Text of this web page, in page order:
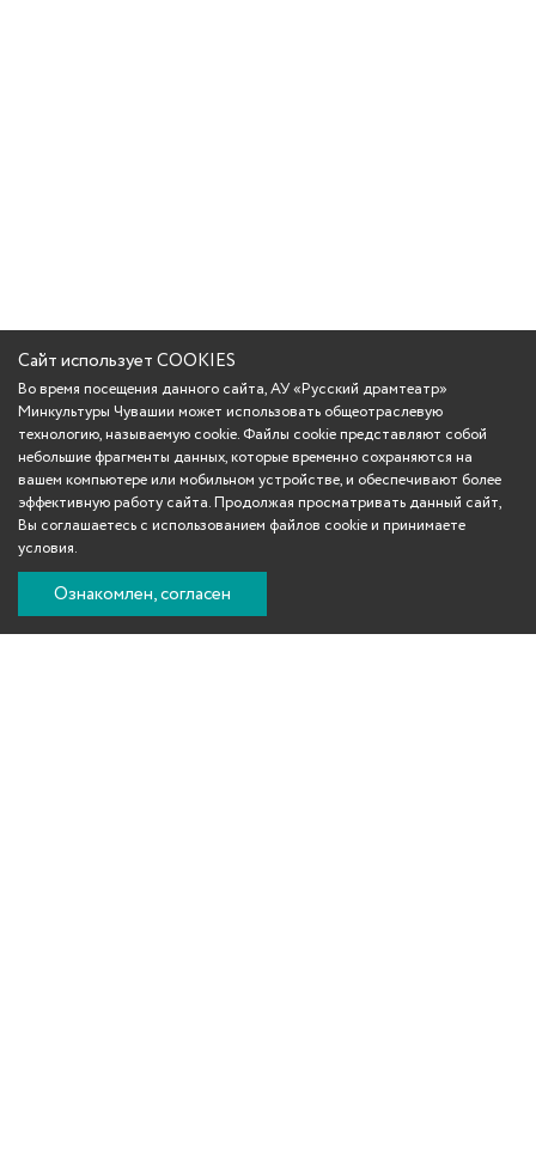
Сайт использует COOKIES
Во время посещения данного сайта, АУ «Русский драмтеатр»
Минкультуры Чувашии может использовать общеотраслевую
технологию, называемую cookie. Файлы cookie представляют собой
небольшие фрагменты данных, которые временно сохраняются на
вашем компьютере или мобильном устройстве, и обеспечивают более
эффективную работу сайта. Продолжая просматривать данный сайт,
Вы соглашаетесь с использованием файлов cookie и принимаете
условия.
Ознакомлен, согласен